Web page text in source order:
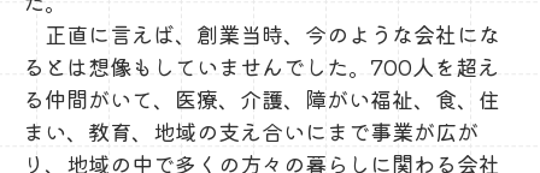
正直に言えば、創業当時、今のような会社にな
るとは想像もしていませんでした。700人を超え
る仲間がいて、医療、介護、障がい福祉、食、住
まい、教育、地域の支え合いにまで事業が広が
り、地域の中で多くの方々の暮らしに関わる会社